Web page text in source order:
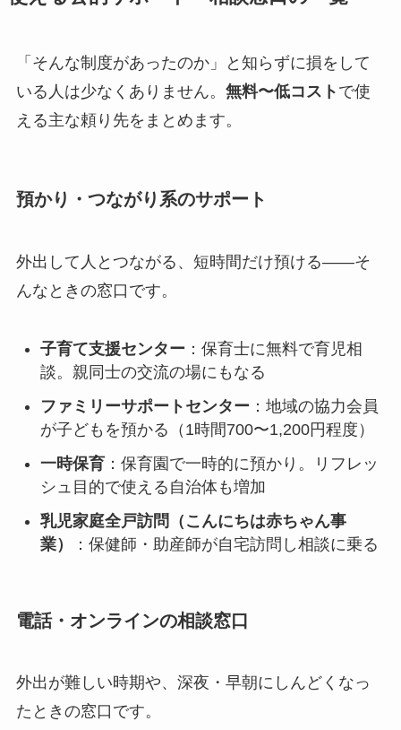
「そんな制度があったのか」と知らずに損をして
いる人は少なくありません。 無料〜低コスト で使
える主な頼り先をまとめます。
預かり・つながり系のサポート
外出して人とつながる、短時間だけ預ける——そ
んなときの窓口です。
子育て支援センター ：保育士に無料で育児相
談。親同士の交流の場にもなる
ファミリーサポートセンター ：地域の協力会員
が子どもを預かる（1時間700〜1,200円程度）
一時保育：保育園で一時的に預かり。リフレッ
シュ目的で使える自治体も増加
乳児家庭全戸訪問（こんにちは赤ちゃん事
業）
：保健師・助産師が自宅訪問し相談に乗る
電話・オンラインの相談窓口
外出が難しい時期や、深夜・早朝にしんどくなっ
たときの窓口です。